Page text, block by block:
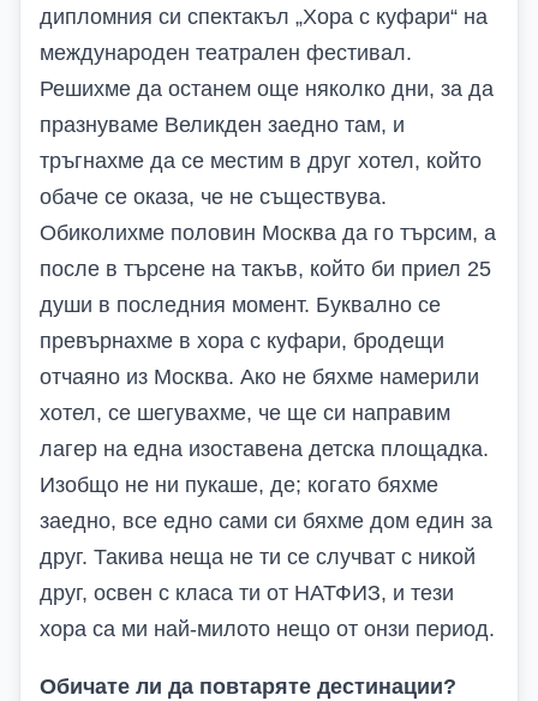
дипломния си спектакъл „Хора с куфари“ на
международен театрален фестивал.
Решихме да останем още няколко дни, за да
празнуваме Великден заедно там, и
тръгнахме да се местим в друг хотел, който
обаче се оказа, че не съществува.
Обиколихме половин Москва да го търсим, а
после в търсене на такъв, който би приел 25
души в последния момент. Буквално се
превърнахме в хора с куфари, бродещи
отчаяно из Москва. Ако не бяхме намерили
хотел, се шегувахме, че ще си направим
лагер на една изоставена детска площадка.
Изобщо не ни пукаше, де; когато бяхме
заедно, все едно сами си бяхме дом един за
друг. Такива неща не ти се случват с никой
друг, освен с класа ти от НАТФИЗ, и тези
хора са ми най-милото нещо от онзи период.
Обичате ли да повтаряте дестинации?